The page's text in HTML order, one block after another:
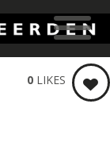
0 LIKES